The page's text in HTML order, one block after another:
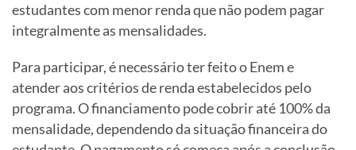
estudantes com menor renda que não podem pagar
integralmente as mensalidades.
Para participar, é necessário ter feito o Enem e
atender aos critérios de renda estabelecidos pelo
programa. O financiamento pode cobrir até 100% da
mensalidade, dependendo da situação financeira do